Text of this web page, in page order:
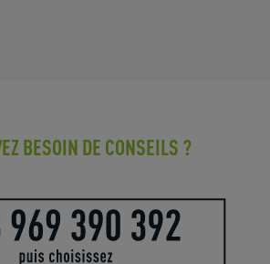
BESOIN DE CONSEILS ?